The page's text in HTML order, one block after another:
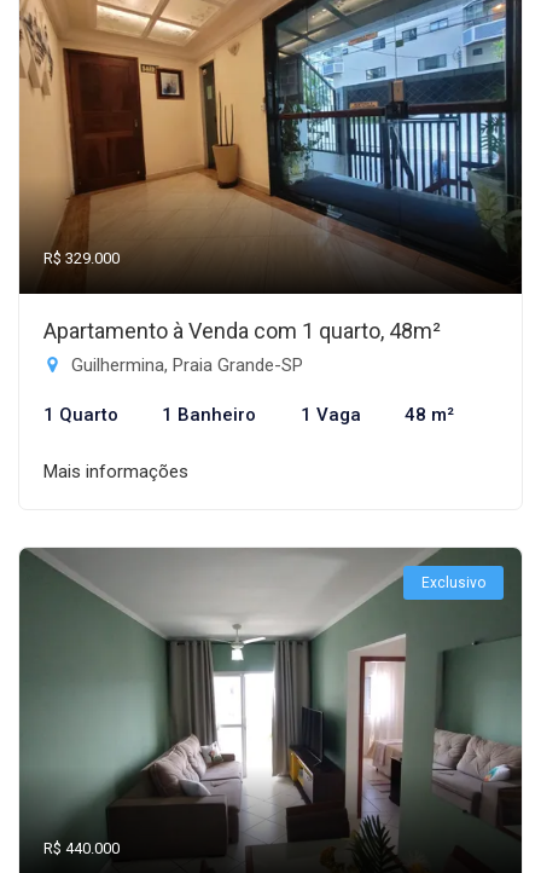
R$ 329.000
Apartamento à Venda com 1 quarto, 48m²
Guilhermina, Praia Grande-SP
1 Quarto 1 Banheiro 1 Vaga 48 m²
Mais informações
Exclusivo
R$ 440.000